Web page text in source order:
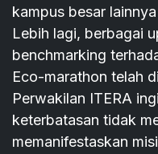
kampus besar
Lebih lagi, berbagai
benchmarking
Eco-marathon telah
Perwakilan ITERA
keterbatasan tidak
memanifestaskan